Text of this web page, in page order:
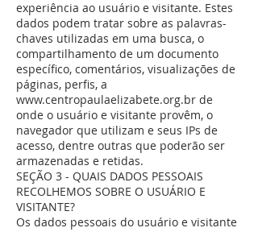
experiência ao usuário e visitante. Estes
dados podem tratar sobre as palavras-
chaves utilizadas em uma busca, o
compartilhamento de um documento
específico, comentários, visualizações de
páginas, perfis, a
www.centropaulaelizabete.org.br de
onde o usuário e visitante provêm, o
navegador que utilizam e seus IPs de
acesso, dentre outras que poderão ser
armazenadas e retidas.
SEÇÃO 3 - QUAIS DADOS PESSOAIS
RECOLHEMOS SOBRE O USUÁRIO E
VISITANTE?
Os dados pessoais do usuário e visitante